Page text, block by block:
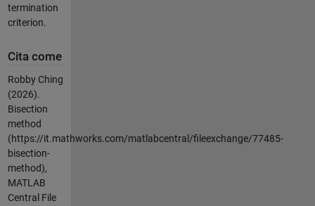
termination
criterion.
Cita come
Robby Ching
(2026).
Bisection
method
(https://it.mathworks.com/matlabcentral/fileexchange/77485-
bisection-
method),
MATLAB
Central File